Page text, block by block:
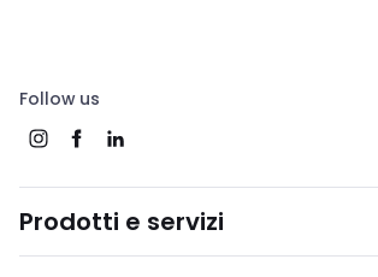
Follow us
Prodotti e servizi